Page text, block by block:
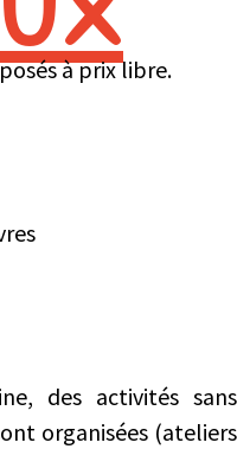
à prix libre.
des activités sans
organisées (ateliers